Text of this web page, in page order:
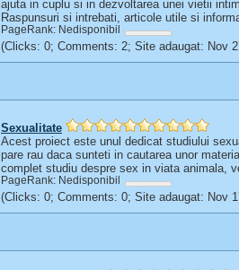
ajuta in cuplu si in dezvoltarea unei vietii
Raspunsuri si intrebati, articole utile si
PageRank: Nedisponibil
(Clicks: 0; Comments: 2; Site
Sexualitate
Acest proiect este unul dedicat studiului
pare rau daca sunteti in cautarea unor
complet studiu despre sex in viata animala,
PageRank: Nedisponibil
(Clicks: 0; Comments: 0; Site